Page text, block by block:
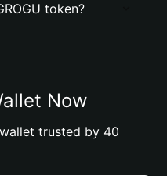
token?
Now
trusted by 40